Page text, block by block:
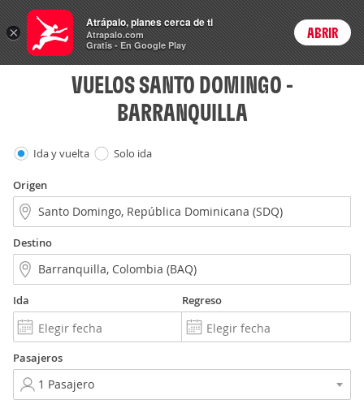
Vuelos Login
VUELOS SANTO DOMINGO -
BARRANQUILLA
Ida y vuelta Solo ida
Origen
Destino
Ida Regreso
Pasajeros
×
Atrápalo, planes cerca de ti
Atrapalo.com
Gratis - En Google Play
ABRIR